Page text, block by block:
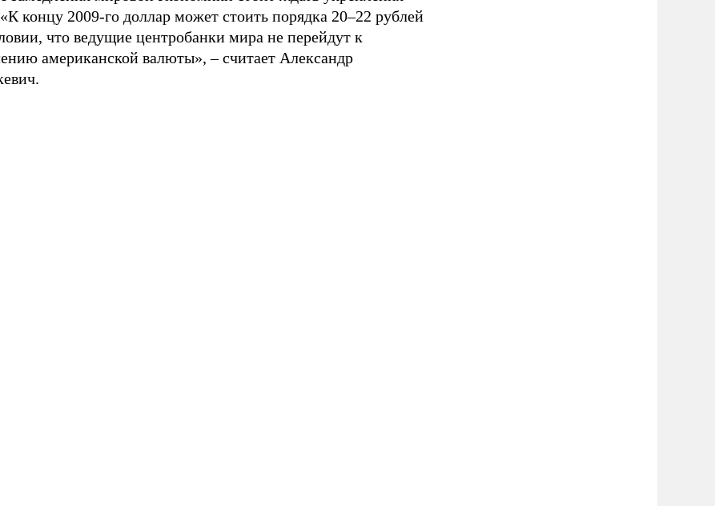
концу 2009-го доллар может стоить порядка 20–22 рублей
что ведущие центробанки мира не перейдут к
американской валюты», – считает Александр